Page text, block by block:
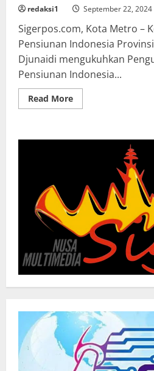
redaksi1 September 22, 2024
Sigerpos.com, Kota Metro –
Pensiunan Indonesia
Djunaidi mengukuhkan
Pensiunan Indonesia...
Read MoreRead
more
Kota
Pelantikan
PPI